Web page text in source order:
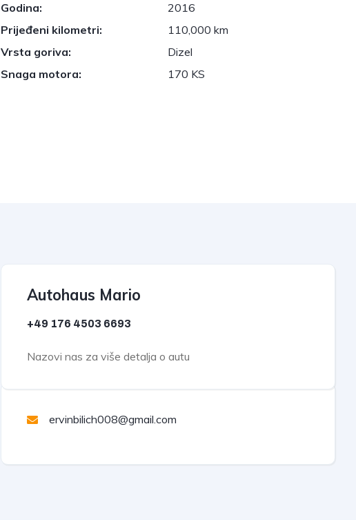
Godina:
2016
Prijeđeni kilometri:
110,000 km
Vrsta goriva:
Dizel
Snaga motora:
170 KS
Autohaus Mario
+49 176 4503 6693
Nazovi nas za više detalja o autu
ervinbilich008@gmail.com